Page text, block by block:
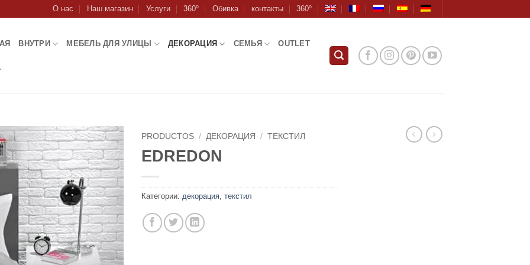
О нас Наш магазин Услуги 360º Обивка контакты 360º
ВНУТРИ МЕБЕЛЬ ДЛЯ УЛИЦЫ ДЕКОРАЦИЯ СЕМЬЯ OUTLET
PRODUCTOS / ДЕКОРАЦИЯ / ТЕКСТИЛ
EDREDON
Категории: декорация текстил